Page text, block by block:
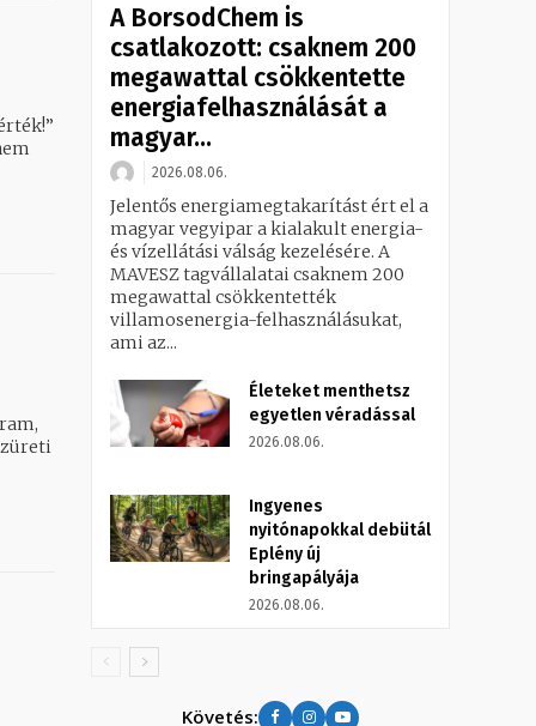
A BorsodChem is
csatlakozott: csaknem 200
megawattal csökkentette
energiafelhasználását a
magyar...
2026.08.06.
Jelentős energiamegtakarítást ért el a
magyar vegyipar a kialakult energia-
és vízellátási válság kezelésére. A
MAVESZ tagvállalatai csaknem 200
megawattal csökkentették
villamosenergia-felhasználásukat,
ami az...
Életeket menthetsz
egyetlen véradással
2026.08.06.
Ingyenes
nyitónapokkal debütál
Eplény új
bringapályája
2026.08.06.
Követés: